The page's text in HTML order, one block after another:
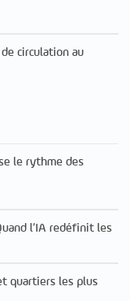
circulation au
le rythme des
l’IA redéfinit les
quartiers les plus